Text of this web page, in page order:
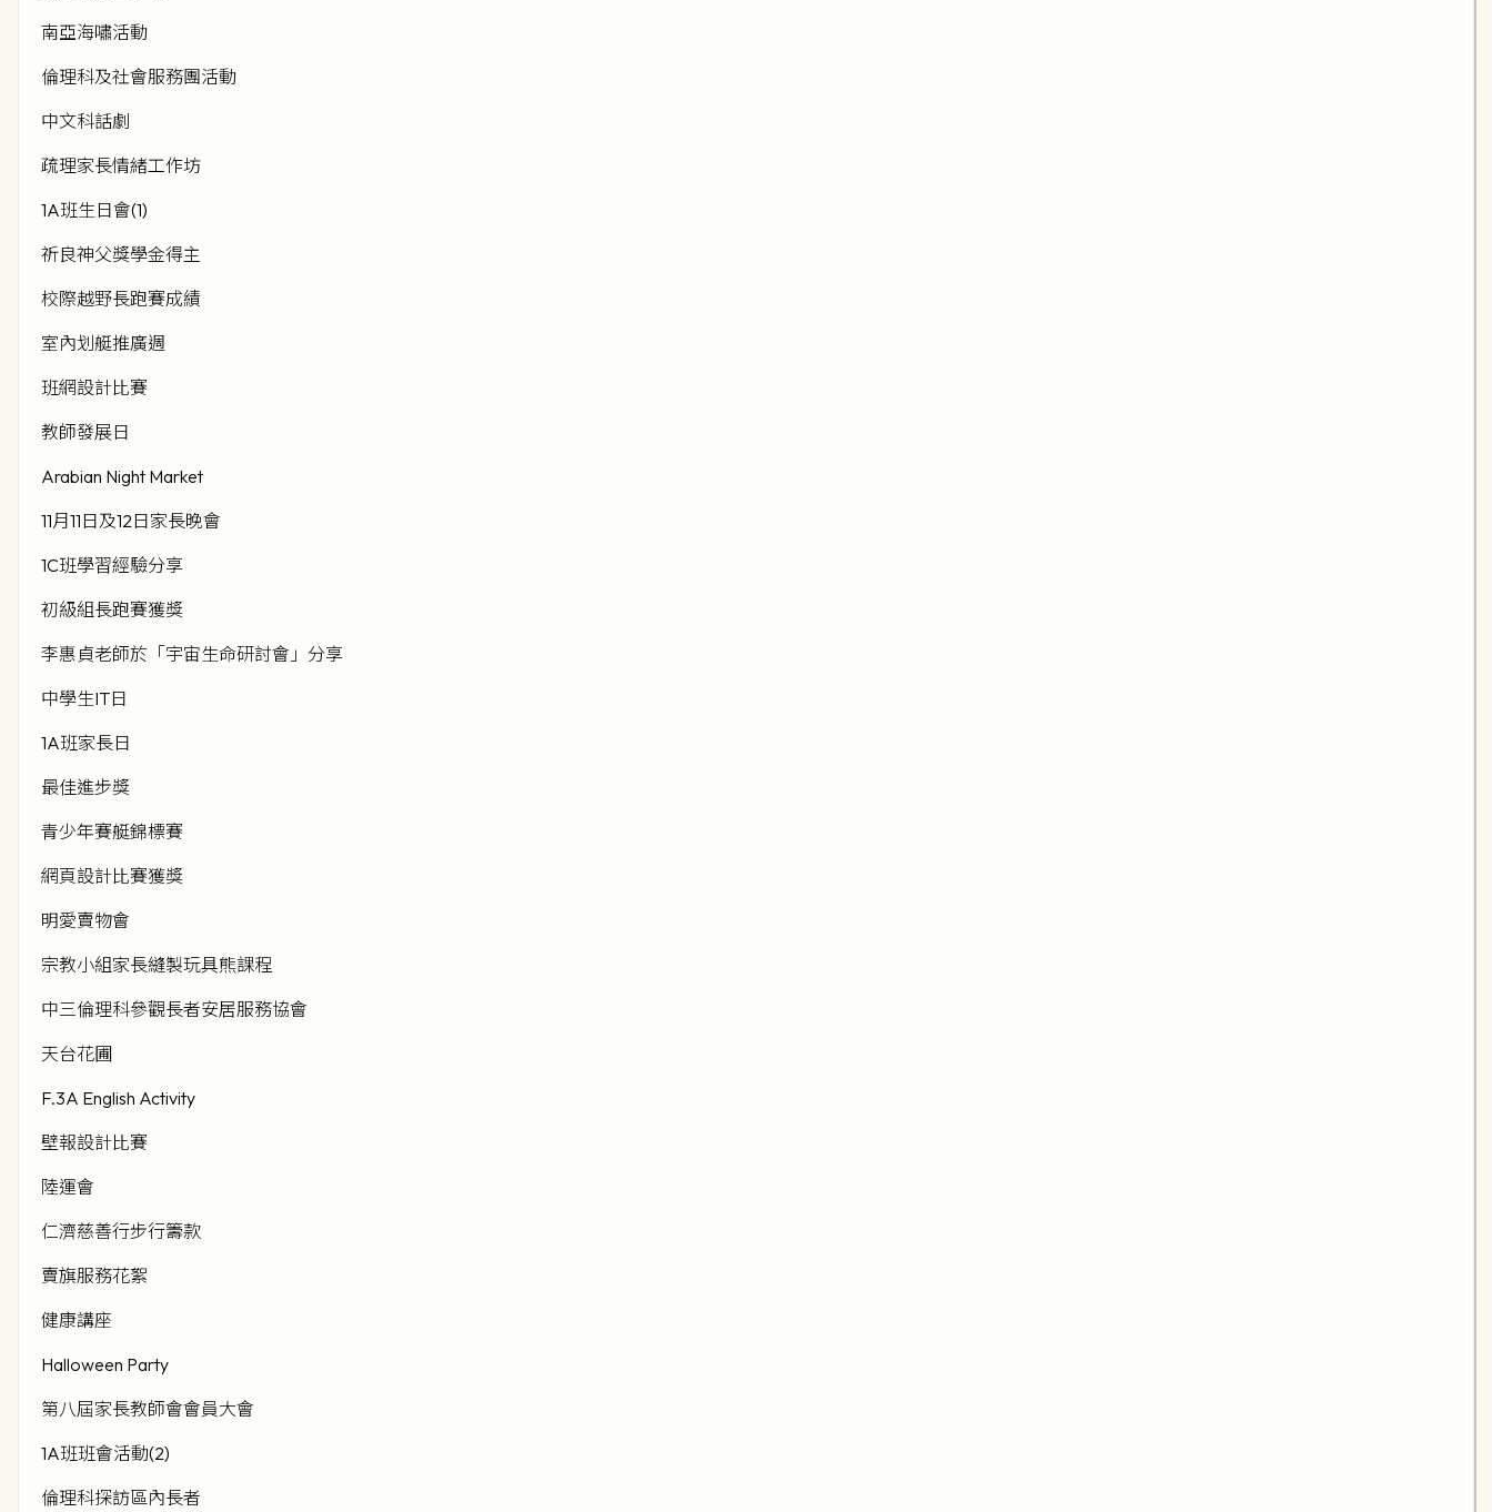
南亞海嘯活動
倫理科及社會服務團活動
中文科話劇
疏理家長情緒工作坊
1A班生日會(1)
祈良神父獎學金得主
校際越野長跑賽成績
室內划艇推廣週
班網設計比賽
教師發展日
Arabian Night Market
11月11日及12日家長晚會
1C班學習經驗分享
初級組長跑賽獲獎
李惠貞老師於「宇宙生命研討會」分享
中學生IT日
1A班家長日
最佳進步獎
青少年賽艇錦標賽
網頁設計比賽獲獎
明愛賣物會
宗教小組家長縫製玩具熊課程
中三倫理科參觀長者安居服務協會
天台花圃
F.3A English Activity
壁報設計比賽
陸運會
仁濟慈善行步行籌款
賣旗服務花絮
健康講座
Halloween Party
第八屆家長教師會會員大會
1A班班會活動(2)
倫理科探訪區內長者